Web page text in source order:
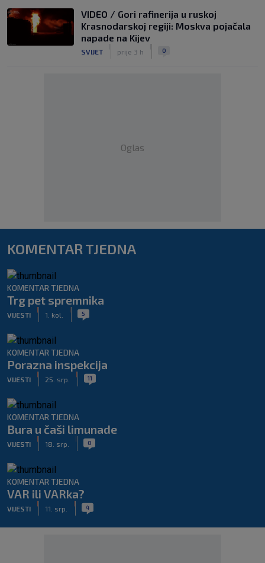
VIDEO / Gori rafinerija u ruskoj
Krasnodarskoj regiji: Moskva pojačala
napade na Kijev
SVIJET prije 3 h 0
Oglas
KOMENTAR TJEDNA
KOMENTAR TJEDNA
Trg pet spremnika
VIJESTI 1. kol. 5
KOMENTAR TJEDNA
Porazna inspekcija
VIJESTI 25. srp. 11
KOMENTAR TJEDNA
Bura u čaši limunade
VIJESTI 18. srp. 0
KOMENTAR TJEDNA
VAR ili VARka?
VIJESTI 11. srp. 4